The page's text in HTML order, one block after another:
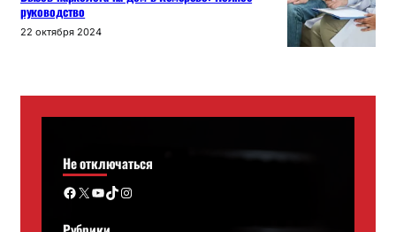
руководство
22 октября 2024
Не отключаться
Facebook X YouTube TikTok Instagram